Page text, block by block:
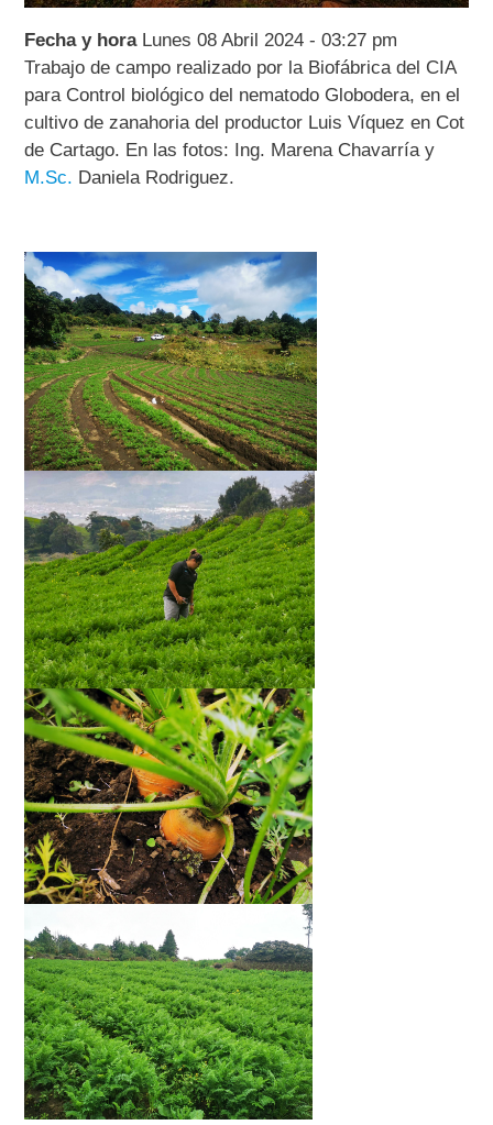
Fecha y hora Lunes 08 Abril 2024 - 03:27 pm
Trabajo de campo realizado por la Biofábrica del CIA
para Control biológico del nematodo Globodera, en el
cultivo de zanahoria del productor Luis Víquez en Cot
de Cartago. En las fotos: Ing. Marena Chavarría y
M.Sc. Daniela Rodriguez.